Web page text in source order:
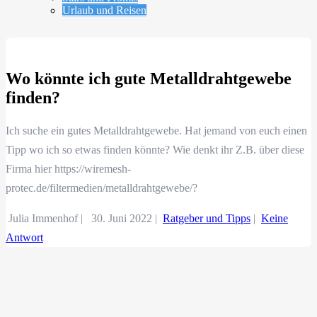
Urlaub und Reisen
Wo könnte ich gute Metalldrahtgewebe
finden?
Ich suche ein gutes Metalldrahtgewebe. Hat jemand von euch einen
Tipp wo ich so etwas finden könnte? Wie denkt ihr Z.B. über diese
Firma hier https://wiremesh-
protec.de/filtermedien/metalldrahtgewebe/?
Julia Immenhof | 30. Juni 2022 | Ratgeber und Tipps | Keine
Antwort